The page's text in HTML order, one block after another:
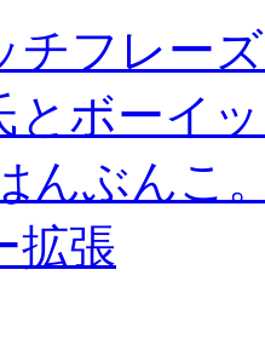
チフレー
とボーイ
んぶんこ
拡張